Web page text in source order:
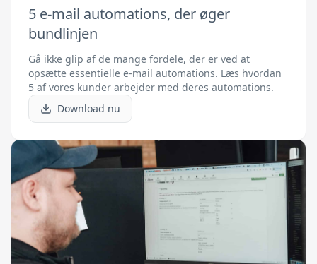
5 e-mail automations, der øger
bundlinjen
Gå ikke glip af de mange fordele, der er ved at
opsætte essentielle e-mail automations. Læs hvordan
5 af vores kunder arbejder med deres automations.
Download nu